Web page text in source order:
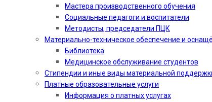
Мастера производственного обучения
Социальные педагоги и воспитатели​
Методисты, председатели ПЦК
Материально-техническое обеспечение и
Библиотека
Медицинское обслуживание студентов
Стипендии и иные виды материальной
Платные образовательные услуги
Информация о платных услугах